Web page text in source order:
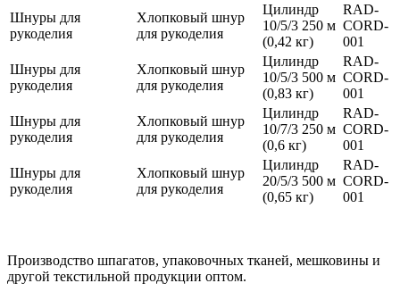
Шнуры для
рукоделия
Хлопковый шнур
для рукоделия
Цилиндр
10/5/3 250 м
(0,42 кг)
RAD-
CORD-
001
Шнуры для
рукоделия
Хлопковый шнур
для рукоделия
Цилиндр
10/5/3 500 м
(0,83 кг)
RAD-
CORD-
001
Шнуры для
рукоделия
Хлопковый шнур
для рукоделия
Цилиндр
10/7/3 250 м
(0,6 кг)
RAD-
CORD-
001
Шнуры для
рукоделия
Хлопковый шнур
для рукоделия
Цилиндр
20/5/3 500 м
(0,65 кг)
RAD-
CORD-
001
Производство шпагатов, упаковочных тканей, мешковины и
другой текстильной продукции оптом.